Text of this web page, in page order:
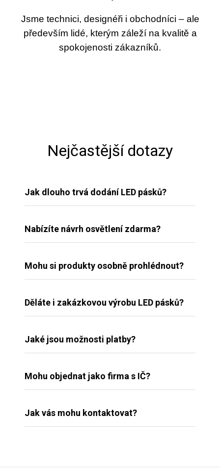
Jsme technici, designéři i obchodníci – ale
především lidé, kterým záleží na kvalitě a
spokojenosti zákazníků.
Nejčastější dotazy
Jak dlouho trvá dodání LED pásků?
Nabízíte návrh osvětlení zdarma?
Mohu si produkty osobně prohlédnout?
Děláte i zakázkovou výrobu LED pásků?
Jaké jsou možnosti platby?
Mohu objednat jako firma s IČ?
Jak vás mohu kontaktovat?